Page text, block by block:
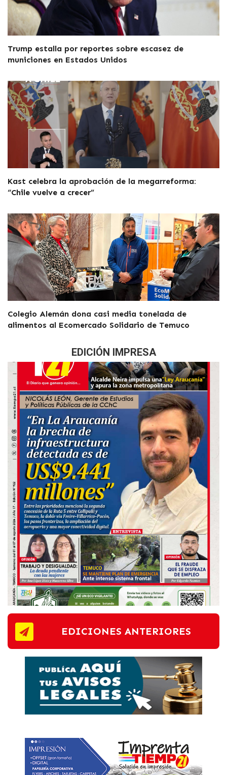
Trump estalla por reportes sobre escasez de
municiones en Estados Unidos
Kast celebra la aprobación de la megarreforma:
“Chile vuelve a crecer”
Colegio Alemán dona casi media tonelada de
alimentos al Ecomercado Solidario de Temuco
EDICIÓN IMPRESA
EDICIONES ANTERIORES